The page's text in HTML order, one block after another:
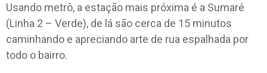
Usando metrô, a estação mais próxima é a Sumaré
(Linha 2 – Verde), de lá são cerca de 15 minutos
caminhando e apreciando arte de rua espalhada por
todo o bairro.